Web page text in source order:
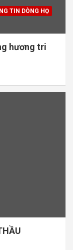
TIN DÒNG HỌ
hương tri